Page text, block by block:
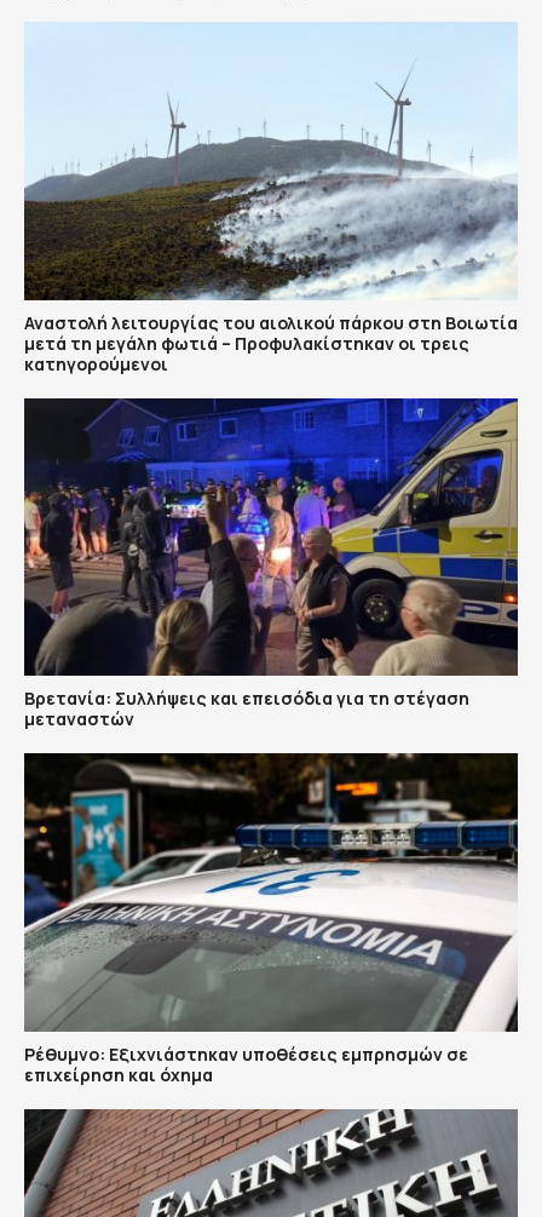
Αναστολή λειτουργίας του αιολικού πάρκου στη Βοιωτία
μετά τη μεγάλη φωτιά – Προφυλακίστηκαν οι τρεις
κατηγορούμενοι
Βρετανία: Συλλήψεις και επεισόδια για τη στέγαση
μεταναστών
Ρέθυμνο: Εξιχνιάστηκαν υποθέσεις εμπρησμών σε
επιχείρηση και όχημα